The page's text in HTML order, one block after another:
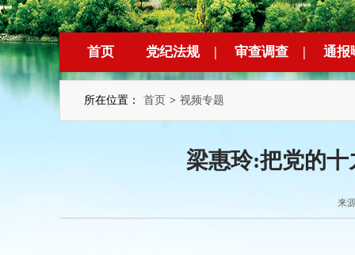
首页 党纪法规 | 审查调查 | 通报
所在位置： 首页 > 视频专题
梁惠玲:把党的
来